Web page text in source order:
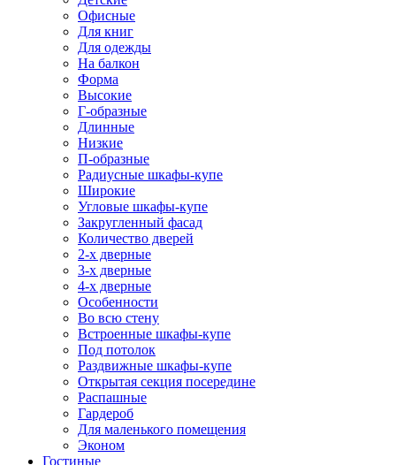
Офисные
Для книг
Для одежды
На балкон
Форма
Высокие
Г-образные
Длинные
Низкие
П-образные
Радиусные шкафы-купе
Широкие
Угловые шкафы-купе
Закругленный фасад
Количество дверей
2-х дверные
3-х дверные
4-х дверные
Особенности
Во всю стену
Встроенные шкафы-купе
Под потолок
Раздвижные шкафы-купе
Открытая секция посередине
Распашные
Гардероб
Для маленького помещения
Эконом
Гостиные